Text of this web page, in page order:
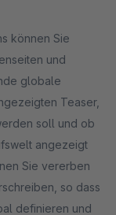
können Sie
und
globale
Teaser,
soll und ob
angezeigt
Sie vererben
so dass
definieren und